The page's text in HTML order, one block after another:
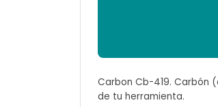
Carbon Cb-419. Carbón
de tu herramienta.